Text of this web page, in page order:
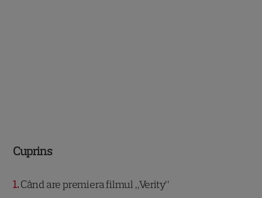
Cuprins
1 Când are premiera filmul „Verity”